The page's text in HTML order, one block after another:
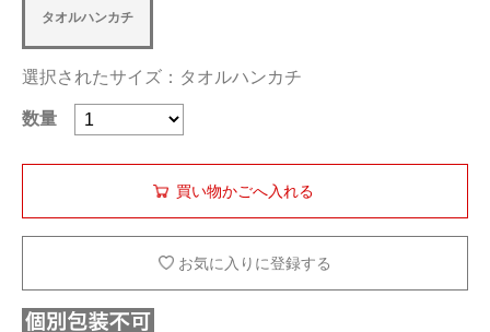
タオルハンカチ
選択されたサイズ：タオルハンカチ
数量
お気に入りに登録する